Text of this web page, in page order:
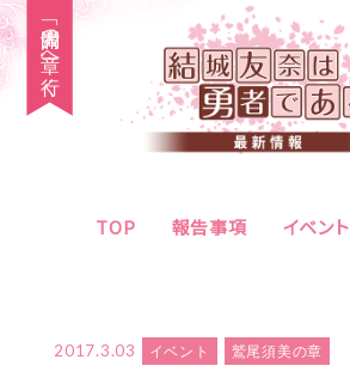
TOP 報告事項 イベント
「大満開の章」へ行く
2017.3.03 イベント 鷲尾須美の章